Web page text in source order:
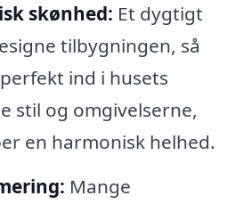
skønhed: Et dygtigt
tilbygningen, så
ind i husets
stil og omgivelserne,
en harmonisk helhed.
Mange